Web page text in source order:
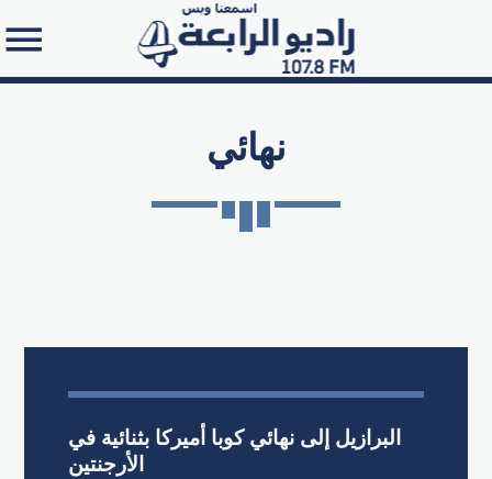
نهائي
البرازيل إلى نهائي كوبا أميركا بثنائية في
الأرجنتين